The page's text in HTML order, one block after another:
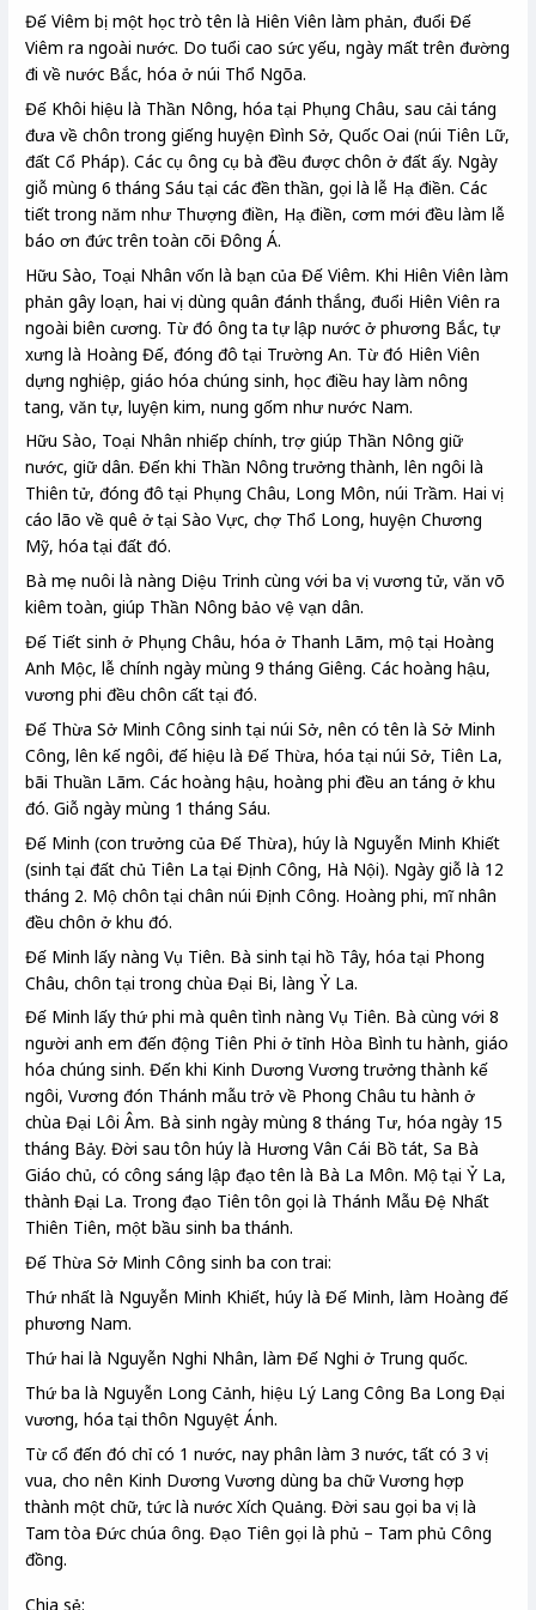
Đế Viêm bị một học trò tên là Hiên Viên làm phản, đuổi Đế
Viêm ra ngoài nước. Do tuổi cao sức yếu, ngày mất trên đường
đi về nước Bắc, hóa ở núi Thổ Ngõa.
Đế Khôi hiệu là Thần Nông, hóa tại Phụng Châu, sau cải táng
đưa về chôn trong giếng huyện Đình Sở, Quốc Oai (núi Tiên Lữ,
đất Cổ Pháp). Các cụ ông cụ bà đều được chôn ở đất ấy. Ngày
giỗ mùng 6 tháng Sáu tại các đền thần, gọi là lễ Hạ điền. Các
tiết trong năm như Thượng điền, Hạ điền, cơm mới đều làm lễ
báo ơn đức trên toàn cõi Đông Á.
Hữu Sào, Toại Nhân vốn là bạn của Đế Viêm. Khi Hiên Viên làm
phản gây loạn, hai vị dùng quân đánh thắng, đuổi Hiên Viên ra
ngoài biên cương. Từ đó ông ta tự lập nước ở phương Bắc, tự
xưng là Hoàng Đế, đóng đô tại Trường An. Từ đó Hiên Viên
dựng nghiệp, giáo hóa chúng sinh, học điều hay làm nông
tang, văn tự, luyện kim, nung gốm như nước Nam.
Hữu Sào, Toại Nhân nhiếp chính, trợ giúp Thần Nông giữ
nước, giữ dân. Đến khi Thần Nông trưởng thành, lên ngôi là
Thiên tử, đóng đô tại Phụng Châu, Long Môn, núi Trầm. Hai vị
cáo lão về quê ở tại Sào Vực, chợ Thổ Long, huyện Chương
Mỹ, hóa tại đất đó.
Bà mẹ nuôi là nàng Diệu Trinh cùng với ba vị vương tử, văn võ
kiêm toàn, giúp Thần Nông bảo vệ vạn dân.
Đế Tiết sinh ở Phụng Châu, hóa ở Thanh Lãm, mộ tại Hoàng
Anh Mộc, lễ chính ngày mùng 9 tháng Giêng. Các hoàng hậu,
vương phi đều chôn cất tại đó.
Đế Thừa Sở Minh Công sinh tại núi Sở, nên có tên là Sở Minh
Công, lên kế ngôi, đế hiệu là Đế Thừa, hóa tại núi Sở, Tiên La,
bãi Thuần Lãm. Các hoàng hậu, hoàng phi đều an táng ở khu
đó. Giỗ ngày mùng 1 tháng Sáu.
Đế Minh (con trưởng của Đế Thừa), húy là Nguyễn Minh Khiết
(sinh tại đất chủ Tiên La tại Định Công, Hà Nội). Ngày giỗ là 12
tháng 2. Mộ chôn tại chân núi Định Công. Hoàng phi, mĩ nhân
đều chôn ở khu đó.
Đế Minh lấy nàng Vụ Tiên. Bà sinh tại hồ Tây, hóa tại Phong
Châu, chôn tại trong chùa Đại Bi, làng Ỷ La.
Đế Minh lấy thứ phi mà quên tình nàng Vụ Tiên. Bà cùng với 8
người anh em đến động Tiên Phi ở tỉnh Hòa Bình tu hành, giáo
hóa chúng sinh. Đến khi Kinh Dương Vương trưởng thành kế
ngôi, Vương đón Thánh mẫu trở về Phong Châu tu hành ở
chùa Đại Lôi Âm. Bà sinh ngày mùng 8 tháng Tư, hóa ngày 15
tháng Bảy. Đời sau tôn húy là Hương Vân Cái Bồ tát, Sa Bà
Giáo chủ, có công sáng lập đạo tên là Bà La Môn. Mộ tại Ỷ La,
thành Đại La. Trong đạo Tiên tôn gọi là Thánh Mẫu Đệ Nhất
Thiên Tiên, một bầu sinh ba thánh.
Đế Thừa Sở Minh Công sinh ba con trai:
Thứ nhất là Nguyễn Minh Khiết, húy là Đế Minh, làm Hoàng đế
phương Nam.
Thứ hai là Nguyễn Nghi Nhân, làm Đế Nghi ở Trung quốc.
Thứ ba là Nguyễn Long Cảnh, hiệu Lý Lang Công Ba Long Đại
vương, hóa tại thôn Nguyệt Ánh.
Từ cổ đến đó chỉ có 1 nước, nay phân làm 3 nước, tất có 3 vị
vua, cho nên Kinh Dương Vương dùng ba chữ Vương hợp
thành một chữ, tức là nước Xích Quảng. Đời sau gọi ba vị là
Tam tòa Đức chúa ông. Đạo Tiên gọi là phủ – Tam phủ Công
đồng.
Chia sẻ: